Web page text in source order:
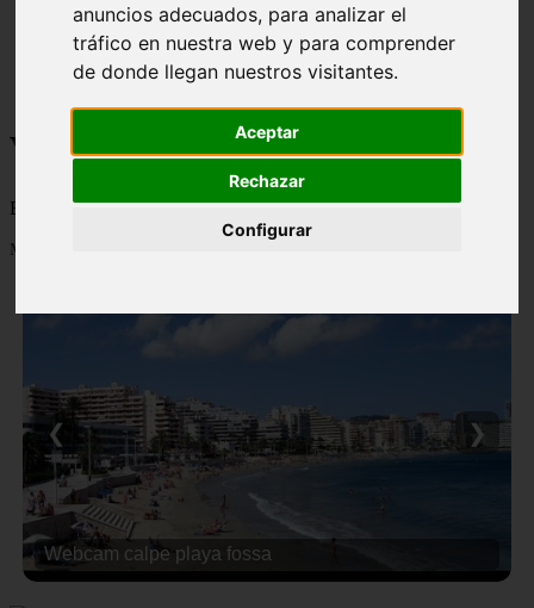
anuncios adecuados, para analizar el
tráfico en nuestra web y para comprender
de donde llegan nuestros visitantes.
Aceptar
Rechazar
Configurar
monumentos
naturaleza
san
Viajes a la Patagonia
Blog sobre la Patagonia en particular y sobre turismo en general
Mostrando 1 - 24 de 477 artículos
Webcam calpe playa fossa
❮ ❯